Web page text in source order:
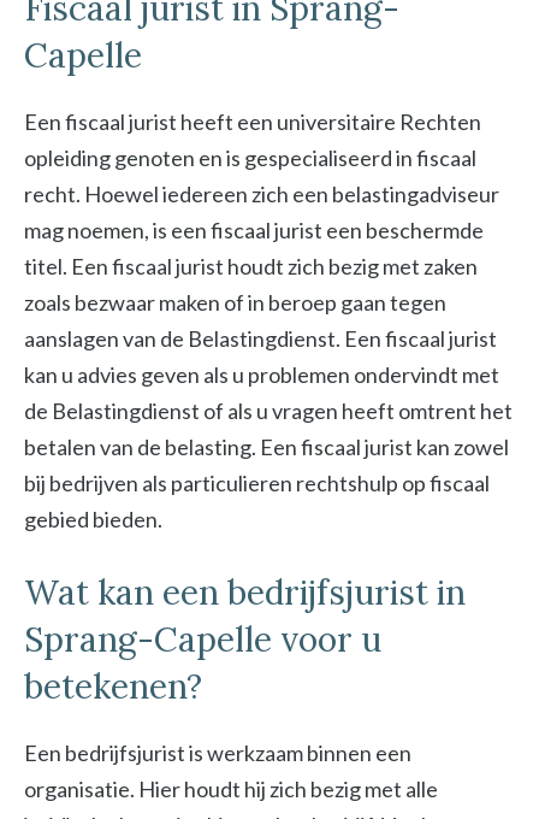
Fiscaal jurist in Sprang-
Capelle
Een fiscaal jurist heeft een universitaire Rechten
opleiding genoten en is gespecialiseerd in fiscaal
recht. Hoewel iedereen zich een belastingadviseur
mag noemen, is een fiscaal jurist een beschermde
titel. Een fiscaal jurist houdt zich bezig met zaken
zoals bezwaar maken of in beroep gaan tegen
aanslagen van de Belastingdienst. Een fiscaal jurist
kan u advies geven als u problemen ondervindt met
de Belastingdienst of als u vragen heeft omtrent het
betalen van de belasting. Een fiscaal jurist kan zowel
bij bedrijven als particulieren rechtshulp op fiscaal
gebied bieden.
Wat kan een bedrijfsjurist in
Sprang-Capelle voor u
betekenen?
Een bedrijfsjurist is werkzaam binnen een
organisatie. Hier houdt hij zich bezig met alle